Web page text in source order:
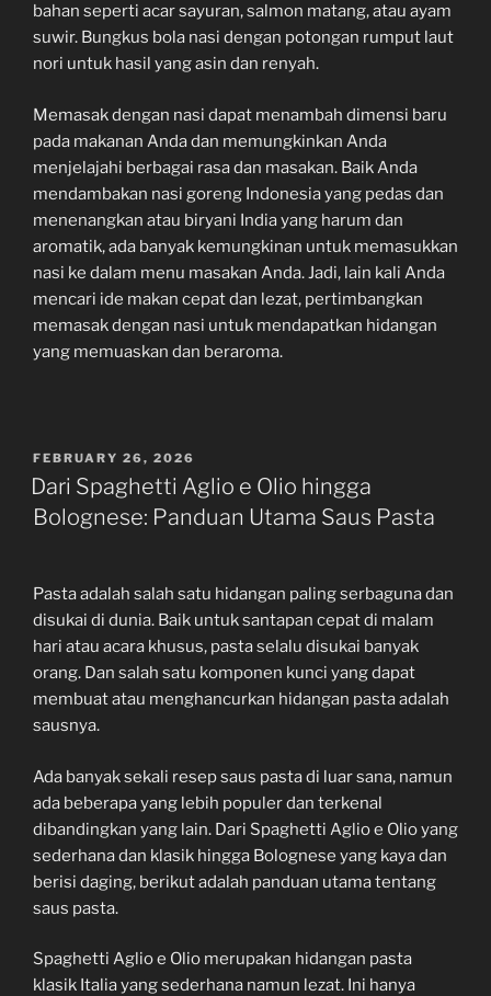
bahan seperti acar sayuran, salmon matang, atau ayam
suwir. Bungkus bola nasi dengan potongan rumput laut
nori untuk hasil yang asin dan renyah.
Memasak dengan nasi dapat menambah dimensi baru
pada makanan Anda dan memungkinkan Anda
menjelajahi berbagai rasa dan masakan. Baik Anda
mendambakan nasi goreng Indonesia yang pedas dan
menenangkan atau biryani India yang harum dan
aromatik, ada banyak kemungkinan untuk memasukkan
nasi ke dalam menu masakan Anda. Jadi, lain kali Anda
mencari ide makan cepat dan lezat, pertimbangkan
memasak dengan nasi untuk mendapatkan hidangan
yang memuaskan dan beraroma.
POSTED
ON
FEBRUARY 26, 2026
Dari Spaghetti Aglio e Olio hingga
Bolognese: Panduan Utama Saus Pasta
Pasta adalah salah satu hidangan paling serbaguna dan
disukai di dunia. Baik untuk santapan cepat di malam
hari atau acara khusus, pasta selalu disukai banyak
orang. Dan salah satu komponen kunci yang dapat
membuat atau menghancurkan hidangan pasta adalah
sausnya.
Ada banyak sekali resep saus pasta di luar sana, namun
ada beberapa yang lebih populer dan terkenal
dibandingkan yang lain. Dari Spaghetti Aglio e Olio yang
sederhana dan klasik hingga Bolognese yang kaya dan
berisi daging, berikut adalah panduan utama tentang
saus pasta.
Spaghetti Aglio e Olio merupakan hidangan pasta
klasik Italia yang sederhana namun lezat. Ini hanya